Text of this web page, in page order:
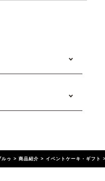
ゥ >商品紹介 >イベントケーキ・ギフト